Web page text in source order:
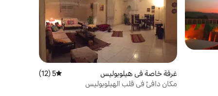
غرفة خاصة في هيلوبوليس متوسط التقييم 5 من 5، 12 مراجعات
5 (12)
مكان دافئ في قلب الهيلوبوليس